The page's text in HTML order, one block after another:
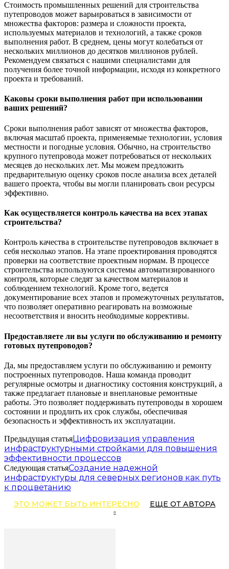
Стоимость промышленных решений для строительства
путепроводов может варьироваться в зависимости от
множества факторов: размера и сложности проекта,
используемых материалов и технологий, а также сроков
выполнения работ. В среднем, цены могут колебаться от
нескольких миллионов до десятков миллионов рублей.
Рекомендуем связаться с нашими специалистами для
получения более точной информации, исходя из конкретного
проекта и требований.
Каковы сроки выполнения работ при использовании
ваших решений?
Сроки выполнения работ зависят от множества факторов,
включая масштаб проекта, применяемые технологии, условия
местности и погодные условия. Обычно, на строительство
крупного путепровода может потребоваться от нескольких
месяцев до нескольких лет. Мы можем предложить
предварительную оценку сроков после анализа всех деталей
вашего проекта, чтобы вы могли планировать свои ресурсы
эффективно.
Как осуществляется контроль качества на всех этапах
строительства?
Контроль качества в строительстве путепроводов включает в
себя несколько этапов. На этапе проектирования проводятся
проверки на соответствие проектным нормам. В процессе
строительства используются системы автоматизированного
контроля, которые следят за качеством материалов и
соблюдением технологий. Кроме того, ведется
документирование всех этапов и промежуточных результатов,
что позволяет оперативно реагировать на возможные
несоответствия и вносить необходимые коррективы.
Предоставляете ли вы услуги по обслуживанию и ремонту
готовых путепроводов?
Да, мы предоставляем услуги по обслуживанию и ремонту
построенных путепроводов. Наша команда проводит
регулярные осмотры и диагностику состояния конструкций, а
также предлагает плановые и внеплановые ремонтные
работы. Это позволяет поддерживать путепроводы в хорошем
состоянии и продлить их срок службы, обеспечивая
безопасность и эффективность их эксплуатации.
Предыдущая статьяЦифровизация управления
инфраструктурными стройками для повышения
эффективности процессов
Следующая статьяСоздание надежной
инфраструктуры для северных регионов как путь
к процветанию
ЭТО МОЖЕТ БЫТЬ ИНТЕРЕСНО ЕЩЕ ОТ АВТОРА